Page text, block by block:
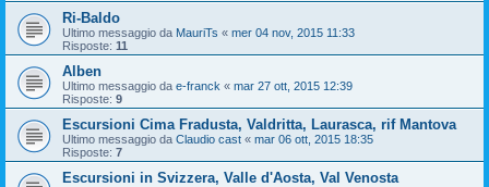
Ri-Baldo
Ultimo messaggio da MauriTs « mer 04 nov, 2015 11:33
Risposte: 11
Alben
Ultimo messaggio da e-franck « mar 27 ott, 2015 12:39
Risposte: 9
Escursioni Cima Fradusta, Valdritta, Laurasca, rif Mantova
Ultimo messaggio da Claudio cast « mar 06 ott, 2015 18:35
Risposte: 7
Escursioni in Svizzera, Valle d'Aosta, Val Venosta